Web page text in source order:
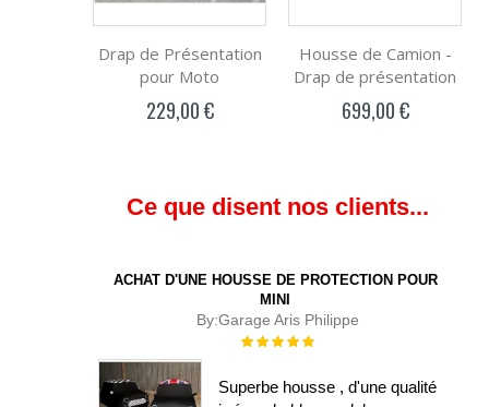
Drap de Présentation
pour Moto
229,00 €
Housse de Camion -
Drap de présentation
699,00 €
Ce que disent nos clients...
ACHAT D'UNE HOUSSE DE PROTECTION POUR
MINI
By:Garage Aris Philippe
Évaluation :
Superbe housse , d'une qualité